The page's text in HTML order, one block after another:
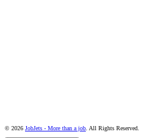
© 2026 JobJets - More than a job . All Rights Reserved.